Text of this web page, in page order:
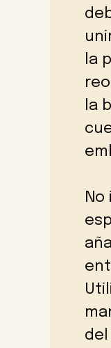
la
la